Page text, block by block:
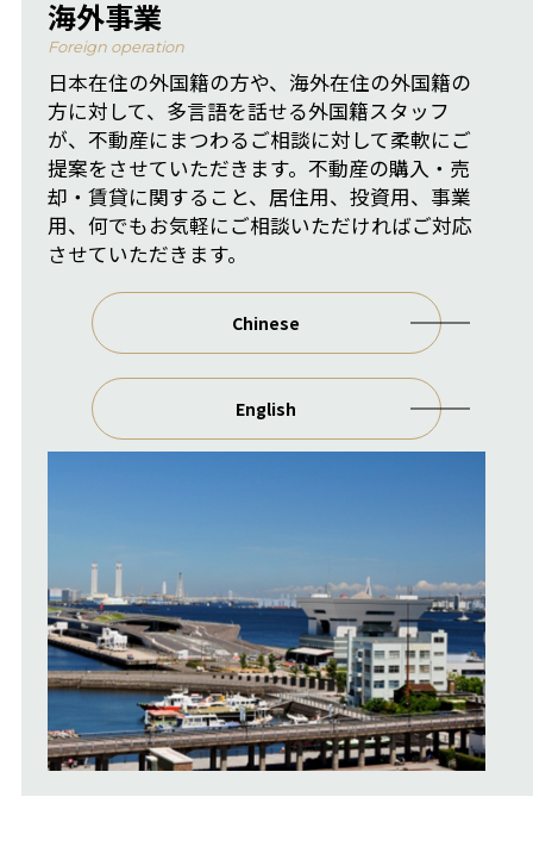
海外事業
Foreign operation
日本在住の外国籍の方や、海外在住の外国籍の
方に対して、多言語を話せる外国籍スタッフ
が、不動産にまつわるご相談に対して柔軟にご
提案をさせていただきます。不動産の購入・売
却・賃貸に関すること、居住用、投資用、事業
用、何でもお気軽にご相談いただければご対応
させていただきます。
Chinese
English